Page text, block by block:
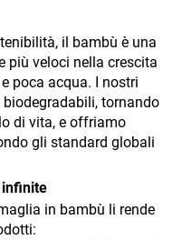
il bambù è una
più veloci nella crescita
poca acqua. I nostri
tornando
di vita, e offriamo
gli standard globali
infinite
in bambù li rende